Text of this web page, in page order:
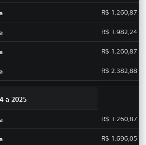
R$ 1.260,87
R$ 1.982,24
R$ 1.260,87
R$ 2.382,88
a 2025
R$ 1.260,87
R$ 1.696,05